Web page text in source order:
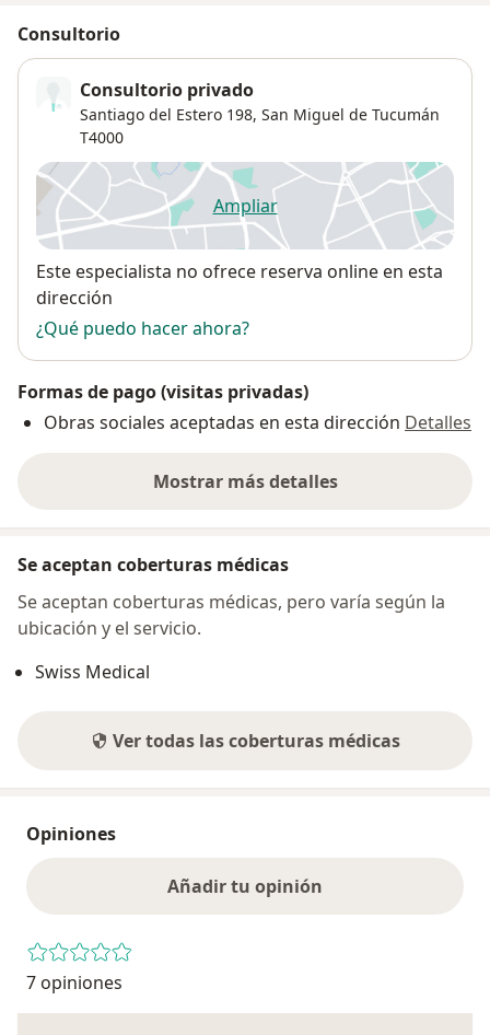
Consultorio
Consultorio privado
Santiago del Estero 198, San Miguel de Tucumán
T4000
Ampliarse abre en una nueva
Disponibilidad
Este especialista no ofrece reserva online en esta
dirección
¿Qué puedo hacer ahora?
Formas de pago (visitas privadas)
Obras sociales aceptadas en esta dirección Detalles
Mostrar más detalles
sobre la dirección
Se aceptan coberturas médicas
Se aceptan coberturas médicas, pero varía según la
ubicación y el servicio.
Swiss Medical
Ver todas las coberturas médicas
Opiniones
Añadir tu opinión
7 opiniones